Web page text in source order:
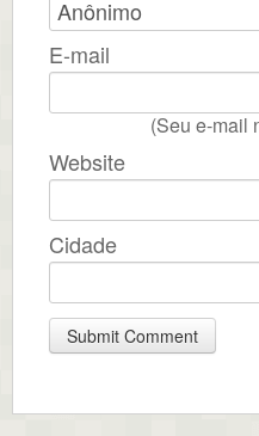
E-mail
(Seu e-mail
Website
Cidade